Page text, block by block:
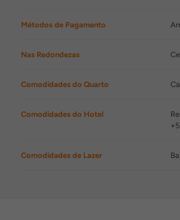
Métodos de Pagamento
Nas Redondezas
Comodidades do Quarto
Comodidades do Hotel
Comodidades de Lazer